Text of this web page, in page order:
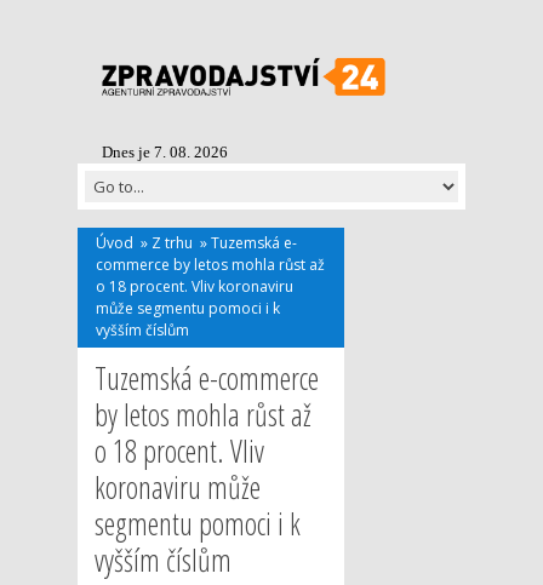
Dnes je 7. 08. 2026
Úvod » Z trhu »Tuzemská e-
commerce by letos mohla růst až
o 18 procent. Vliv koronaviru
může segmentu pomoci i k
vyšším číslům
Tuzemská e-commerce
by letos mohla růst až
o 18 procent. Vliv
koronaviru může
segmentu pomoci i k
vyšším číslům